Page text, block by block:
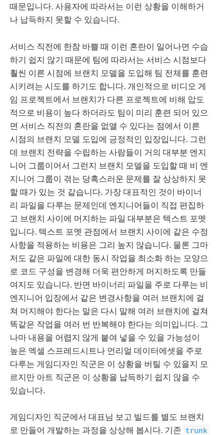
때문입니다. 사용자에 따라서는 이런 상황을 이해하거
나 납득하지 못할 수 있습니다.
서비스 직전에 한참 바쁠 때 이런 혼란이 일어나면 수습
하기 쉽지 않기 때문에 팀에 따라서는 서비스 시점보다
훨씬 이른 시점에 브랜치 모델을 도입해 팀 전체를 훈련
시키려는 시도를 하기도 합니다. 개인적으로 비디오 게
임 프로젝트에서 브랜치가 다른 프로젝트에 비해 압도
적으로 비용이 높다 하더라도 팀이 미리 훈련 되어 있으
면 서비스 직전의 혼란을 없앨 수 있다는 점에서 이른
시점의 브랜치 모델 도입에 긍정적인 입장입니다. 그런
데 브랜치 전략을 수립하는 사람들이 거의 대부분 엔지
니어 그룹이어서 그런지 브랜치 모델을 도입할 때 비 엔
지니어 그룹이 겪는 당혹스러운 문제를 잘 상상하지 못
할 때가 있는 것 같습니다. 가장 대표적인 것이 바이너
리 파일을 다루는 문제인데 엔지니어들이 직접 편집하
고 브랜치 사이에 머지하는 파일 대부분은 텍스트 포멧
입니다. 텍스트 포멧 관점에서 브랜치 사이에 같은 수정
사항을 적용하는 비용은 그리 높지 않습니다. 물론 그마
저도 같은 파일에 대한 동시 작업을 최소화 하는 모양으
로 코드 구성을 변경해 더욱 편안하게 머지하도록 만들
여지도 있습니다. 반면 바이너리 파일을 주로 다루는 비
엔지니어 입장에서 같은 변경사항을 여러 브랜치에 걸
쳐 머지해야 한다는 말은 다시 말해 여러 브랜치에 걸쳐
똑같은 작업을 여러 번 반복해야 한다는 의미입니다. 그
나마 내용을 어렵지 않게 붙여 넣을 수 있을 가능성이
높은 엑셀 스프레드시트나 언리얼 데이터에셋을 주로
다루는 게임디자인 직군은 이 상황을 버틸 수 있을지 모
르지만 아트 직군은 이 상황을 납득하기 쉽지 않을 수
있습니다.
게임디자인 직군에서 대표님 보고 빌드를 별도 브랜치
로 만들어 개발하는 과정을 상상해 봅시다. 기존 trunk